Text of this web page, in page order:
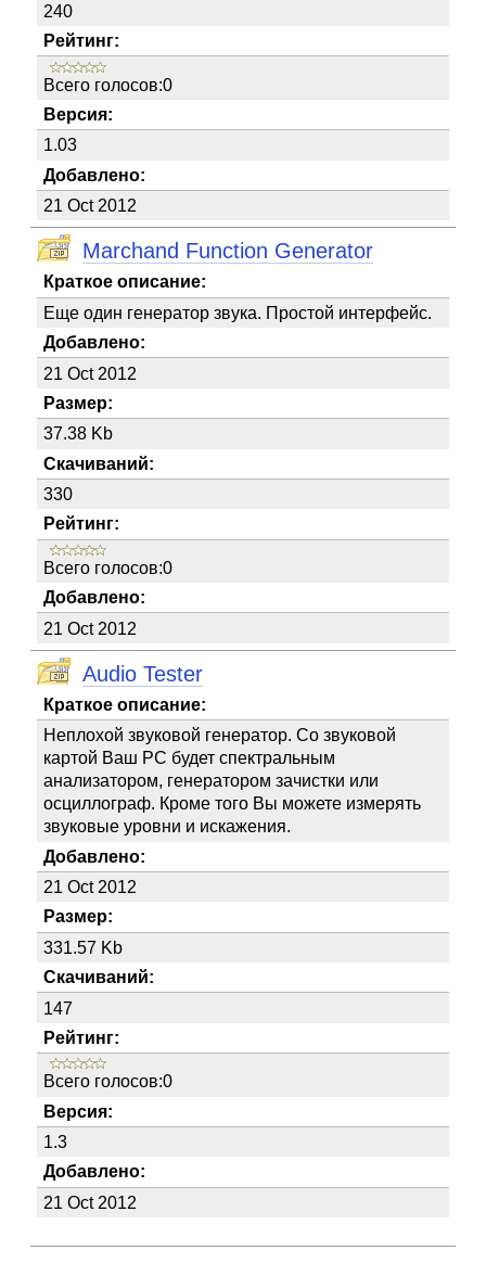
240
Рейтинг:
Всего голосов:0
Версия:
1.03
Добавлено:
21 Oct 2012
Marchand Function Generator
Краткое описание:
Еще один генератор звука. Простой интерфейс.
Добавлено:
21 Oct 2012
Размер:
37.38 Kb
Скачиваний:
330
Рейтинг:
Всего голосов:0
Добавлено:
21 Oct 2012
Audio Tester
Краткое описание:
Неплохой звуковой генератор. Со звуковой
картой Ваш PC будет спектральным
анализатором, генератором зачистки или
осциллограф. Кроме того Вы можете измерять
звуковые уровни и искажения.
Добавлено:
21 Oct 2012
Размер:
331.57 Kb
Скачиваний:
147
Рейтинг:
Всего голосов:0
Версия:
1.3
Добавлено:
21 Oct 2012